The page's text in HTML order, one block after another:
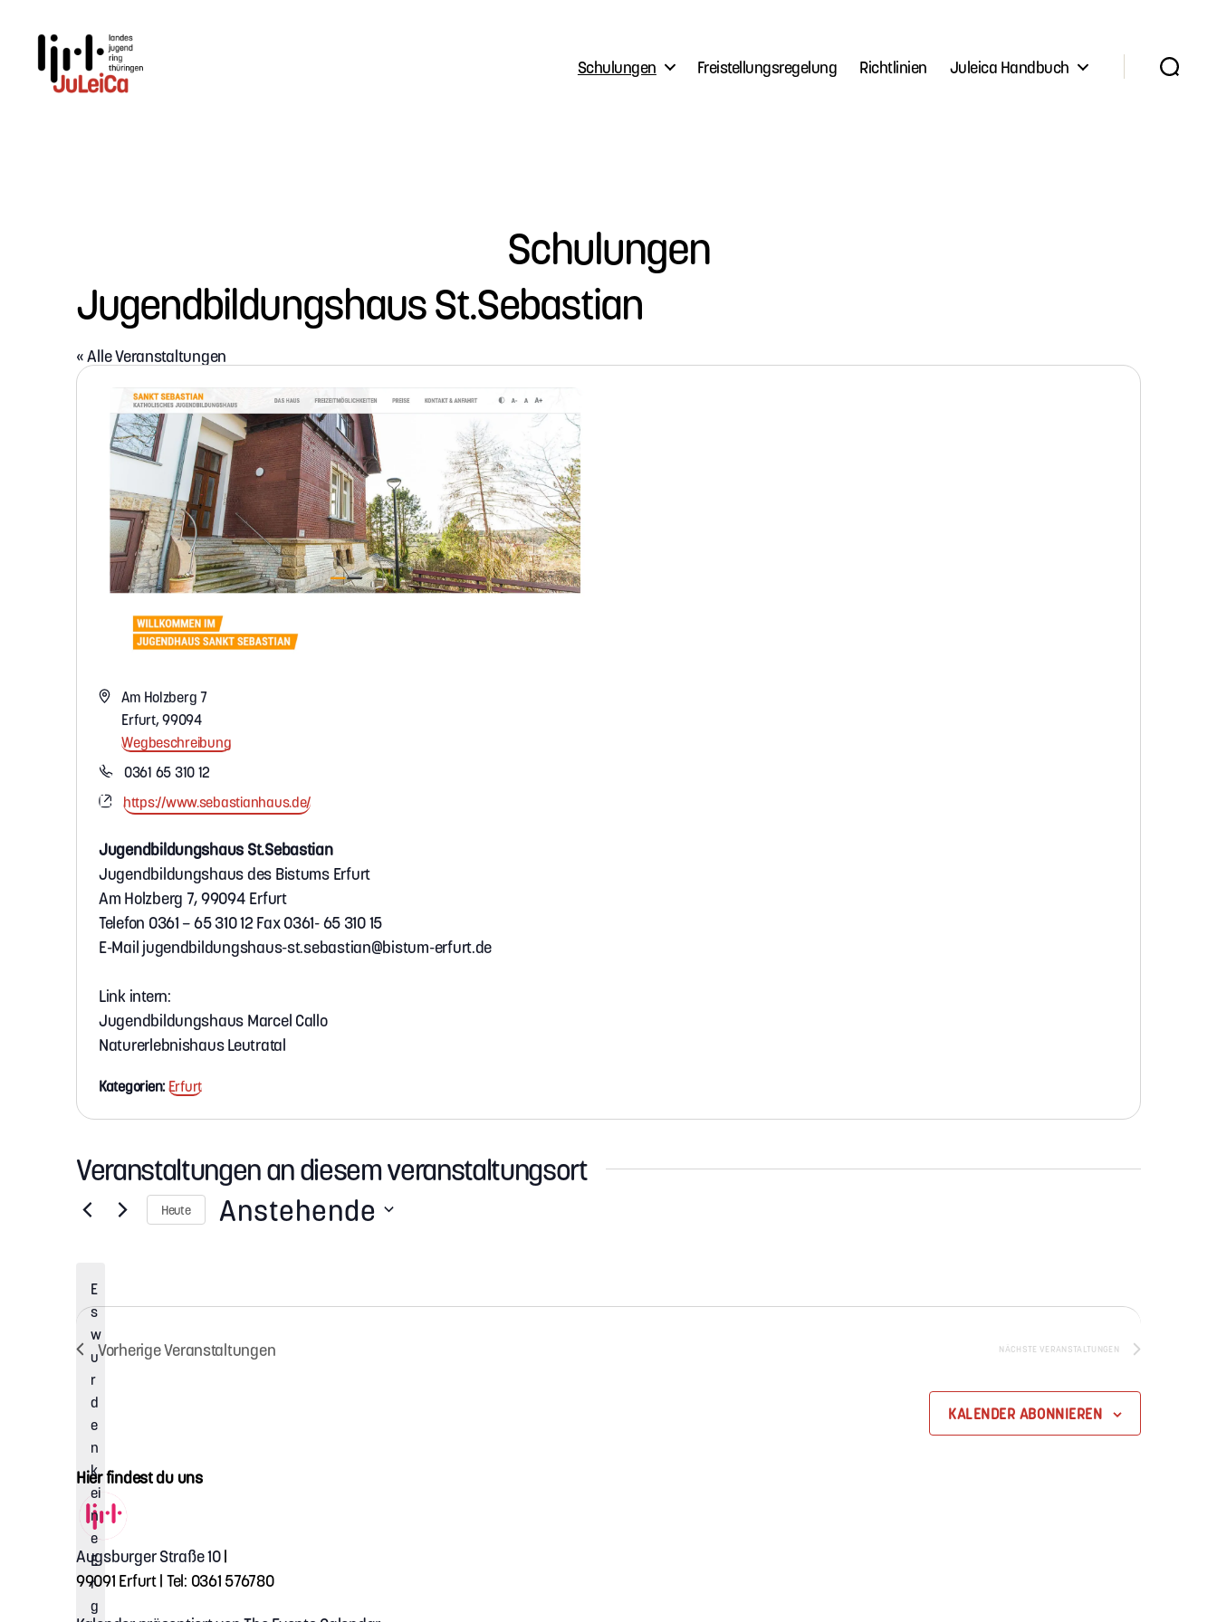
Schulungen Freistellungsregelung Richtlinien Juleica Handbuch
Schulungen
Jugendbildungshaus St.Sebastian
« Alle Veranstaltungen
A
e
s
Am Holzberg 7
Erfurt, 99094
Wegbeschreibung
T
e
f
o
n
0361 65 310 12
W
b
e
i
e
https://www.sebastianhaus.de/
Jugendbildungshaus St.Sebastian
Jugendbildungshaus des Bistums Erfurt
Am Holzberg 7, 99094 Erfurt
Telefon 0361 – 65 310 12 Fax 0361- 65 310 15
E-Mail jugendbildungshaus-st.sebastian@bistum-erfurt.de
Link intern:
Jugendbildungshaus Marcel Callo
Naturerlebnishaus Leutratal
Kategorien:Erfurt
Veranstaltungen an diesem veranstaltungsort
H
E
s
w
u
r
d
e
n
k
ei
n
e
E
r
g
Heute Anstehende
m
ä
h
VorherigeVeranstaltungen NÄCHSTE VERANSTALTUNGEN
KALENDER ABONNIEREN
Hier findest du uns
Augsburger Straße 10|
99091 Erfurt | Tel: 0361 576780